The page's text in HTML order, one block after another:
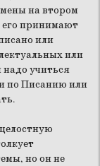
на втором
его принимают
или
или
надо учиться
по Писанию или
но он не